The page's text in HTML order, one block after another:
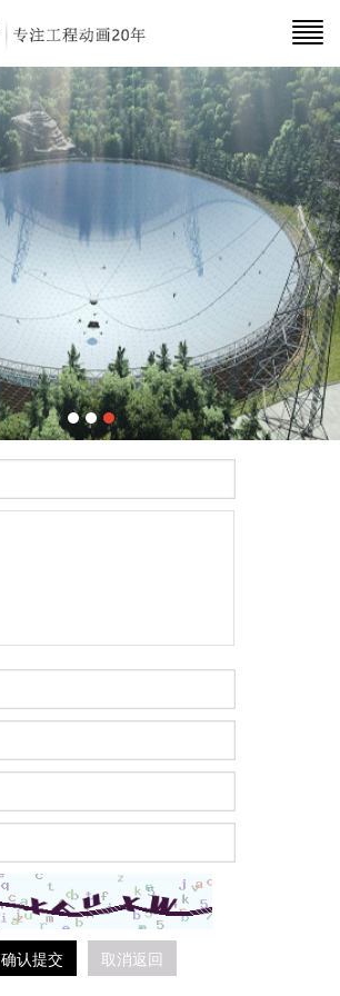
确认提交 取消返回